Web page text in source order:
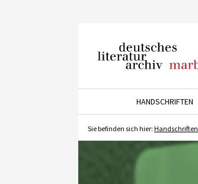
Marbach
HANDSCHRIFTEN
Sie befinden sich hier: Handschriften